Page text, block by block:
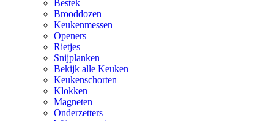
Bestek
Brooddozen
Keukenmessen
Openers
Rietjes
Snijplanken
Bekijk alle Keuken
Keukenschorten
Klokken
Magneten
Onderzetters